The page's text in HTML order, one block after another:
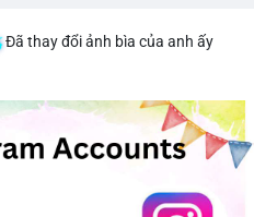
Đã thay đổi ảnh bìa của anh ấy